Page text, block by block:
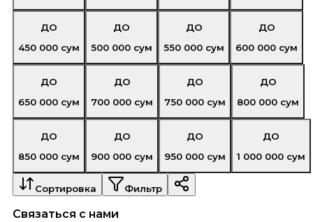
ДО
450 000 сум
ДО
500 000 сум
ДО
550 000 сум
ДО
600 000 сум
ДО
650 000 сум
ДО
700 000 сум
ДО
750 000 сум
ДО
800 000 сум
ДО
850 000 сум
ДО
900 000 сум
ДО
950 000 сум
ДО
1 000 000 сум
Сортировка Фильтр
Связаться с нами